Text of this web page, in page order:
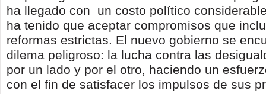
ha llegado con un costo político
ha tenido que aceptar compromisos que
reformas estrictas. El nuevo gobierno se
dilema peligroso: la lucha contra las
por un lado y por el otro, haciendo un
con el fin de satisfacer los impulsos de sus